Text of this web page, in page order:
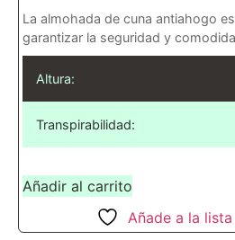
La almohada de cuna antiahogo
garantizar la seguridad y
Altura:
Transpirabilidad:
Añadir al carrito
Añade a la